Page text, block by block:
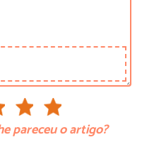
pareceu o artigo?